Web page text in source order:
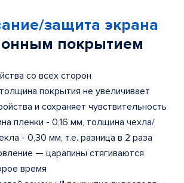
защита экрана
покрытием
со всех сторон
покрытия не увеличивает
и сохраняет чувствительность
пленки - 0,16 мм, толщина чехла/
- 0,30 мм, т.е. разница в 2 раза
— царапины стягиваются
время